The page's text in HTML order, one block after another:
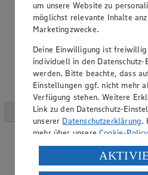
um unsere Website zu
möglichst relevante Inhalte
Marketingzwecke.
Deine Einwilligung ist
individuell in den
werden. Bitte beachte, dass
Einstellungen ggf. nicht mehr
Verfügung stehen. Weitere
Link zu den Datenschutz-
unserer Datenschutzerklärung.
mehr über unsereCookie-Policy.
Verarbeitung deiner
USA durch Facebook und